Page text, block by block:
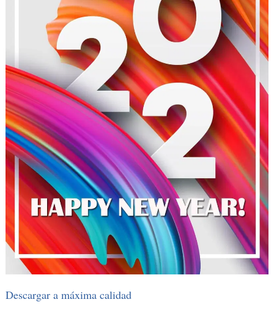
Descargar a máxima calidad